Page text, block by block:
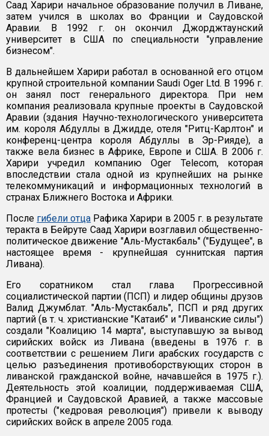
Саад Харири начальное образование получил в Ливане,
затем учился в школах во Франции и Саудовской
Аравии. В 1992 г. он окончил Джорджтаунский
университет в США по специальности "управление
бизнесом".
В дальнейшем Харири работал в основанной его отцом
крупной строительной компании Saudi Oger Ltd. В 1996 г.
он занял пост генерального директора. При нем
компания реализовала крупные проекты в Саудовской
Аравии (здания Научно-технологического университета
им. короля Абдуллы в Джидде, отеля "Ритц-Карлтон" и
конференц-центра короля Абдуллы в Эр-Рияде), а
также вела бизнес в Африке, Европе и США. В 2006 г.
Харири учредил компанию Oger Telecom, которая
впоследствии стала одной из крупнейших на рынке
телекоммуникаций и информационных технологий в
странах Ближнего Востока и Африки.
После гибели отца Рафика Харири в 2005 г. в результате
теракта в Бейруте Саад Харири возглавил общественно-
политическое движение "Аль-Мустакбаль" ("Будущее", в
настоящее время - крупнейшая суннитская партия
Ливана).
Его соратником стал глава Прогрессивной
социалистической партии (ПСП) и лидер общины друзов
Валид Джумблат. "Аль-Мустакбаль", ПСП и ряд других
партий (в т. ч. христианские "Катаиб" и "Ливанские силы")
создали "Коалицию 14 марта", выступавшую за вывод
сирийских войск из Ливана (введены в 1976 г. в
соответствии с решением Лиги арабских государств с
целью разъединения противоборствующих сторон в
ливанской гражданской войне, начавшейся в 1975 г.).
Деятельность этой коалиции, поддерживаемая США,
Францией и Саудовской Аравией, а также массовые
протесты ("кедровая революция") привели к выводу
сирийских войск в апреле 2005 года.